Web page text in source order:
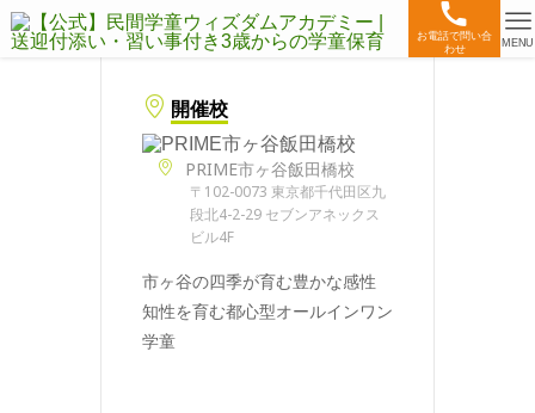
お電話で問い合
わせ
MENU
開催校
PRIME市ヶ谷飯田橋校
〒102-0073 東京都千代田区九
段北4-2-29 セブンアネックス
ビル4F
市ヶ谷の四季が育む豊かな感性
知性を育む都心型オールインワン
学童